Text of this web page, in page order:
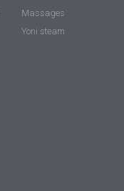
Massages
Yoni steam